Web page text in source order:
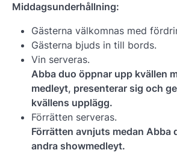
Middagsunderhållning:
Gästerna välkomnas med
Gästerna bjuds in till bords.
Vin serveras.
Abba duo öppnar upp kvällen
medleyt, presenterar sig och
kvällens upplägg.
Förrätten serveras.
Förrätten avnjuts medan Abba
andra showmedleyt.